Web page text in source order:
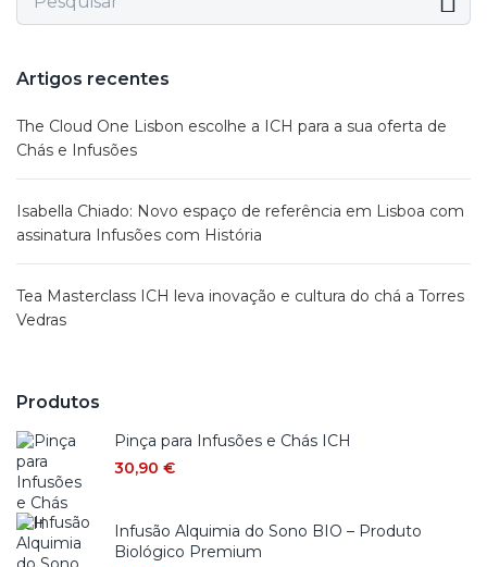
Artigos recentes
The Cloud One Lisbon escolhe a ICH para a sua oferta de
Chás e Infusões
Isabella Chiado: Novo espaço de referência em Lisboa com
assinatura Infusões com História
Tea Masterclass ICH leva inovação e cultura do chá a Torres
Vedras
Produtos
Pinça para Infusões e Chás ICH
30,90 €
Infusão Alquimia do Sono BIO – Produto
Biológico Premium